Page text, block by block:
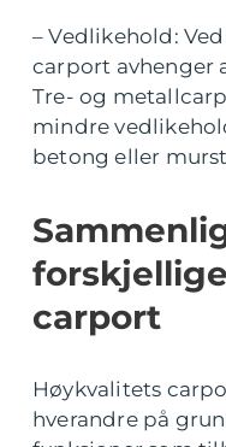
– Vedlikehold:
carport avhenger
Tre- og
mindre
betong eller
carport
Høykvalitets
hverandre på